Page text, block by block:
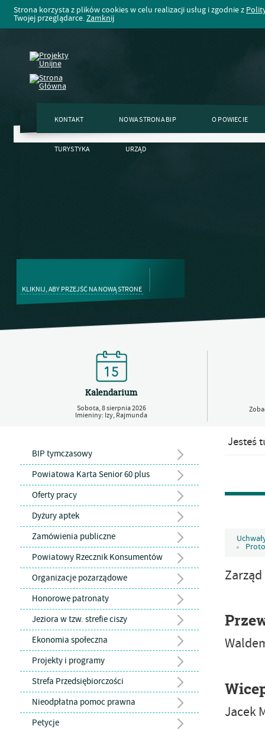
Strona korzysta z plików cookies w celu realizacji usług i zgodnie z
Twojej przeglądarce.Zamknij
KONTAKT NOWA STRONA BIP O POWIECIE
TURYSTYKA URZĄD
KLIKNIJ, ABY PRZEJŚĆ NA NOWĄ STRONE
Kalendarium
Sobota,8sierpnia2026
Imieniny: Izy, Rajmunda
BIP tymczasowy
Powiatowa Karta Senior 60 plus
Oferty pracy
Dyżury aptek
Zamówienia publiczne
Powiatowy Rzecznik Konsumentów
Organizacje pozarządowe
Honorowe patronaty
Jeziora w tzw. strefie ciszy
Ekonomia społeczna
Projekty i programy
Strefa Przedsiębiorczości
Nieodpłatna pomoc prawna
Petycje
Jesteś
Jacek